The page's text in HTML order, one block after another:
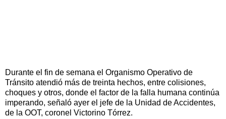
Durante el fin de semana el Organismo Operativo de
Tránsito atendió más de treinta hechos, entre colisiones,
choques y otros, donde el factor de la falla humana continúa
imperando, señaló ayer el jefe de la Unidad de Accidentes,
de la OOT, coronel Victorino Tórrez.